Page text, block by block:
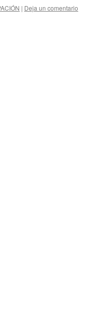
| Deja un comentario